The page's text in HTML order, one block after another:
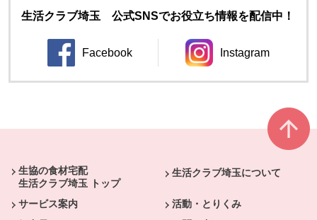
生活クラブ埼玉 公式SNSでお役立ち情報を配信中！
Facebook
別のウィンドウで開きます。
Instagram
別のウィンドウ
生協の食材宅配
生活クラブ埼玉 トップ
生活クラブ埼玉について
サービス案内
活動・とりくみ